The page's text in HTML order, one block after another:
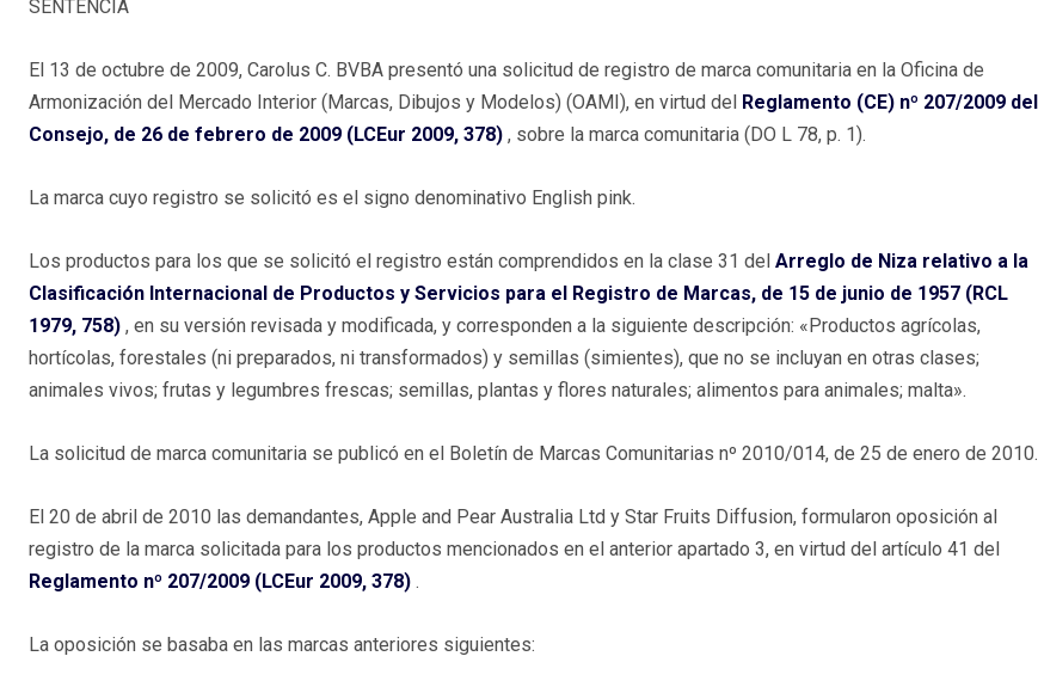
SENTENCIA
El 13 de octubre de 2009, Carolus C. BVBA presentó una solicitud de registro de marca comunitaria en la Oficina de
Armonización del Mercado Interior (Marcas, Dibujos y Modelos) (OAMI), en virtud del
Reglamento (CE) nº 207/2009 del
Consejo, de 26 de febrero de 2009 (LCEur 2009, 378) , sobre la marca comunitaria (DO L 78, p. 1).
La marca cuyo registro se solicitó es el signo denominativo English pink.
Los productos para los que se solicitó el registro están comprendidos en la clase 31 del Arreglo de Niza relativo a la
Clasificación Internacional de Productos y Servicios para el Registro de Marcas, de 15 de junio de 1957 (RCL
1979, 758) , en su versión revisada y modificada, y corresponden a la siguiente descripción: «Productos agrícolas,
hortícolas, forestales (ni preparados, ni transformados) y semillas (simientes), que no se incluyan en otras clases;
animales vivos; frutas y legumbres frescas; semillas, plantas y flores naturales; alimentos para animales; malta».
La solicitud de marca comunitaria se publicó en el Boletín de Marcas Comunitarias nº 2010/014, de 25 de enero de 2010.
El 20 de abril de 2010 las demandantes, Apple and Pear Australia Ltd y Star Fruits Diffusion, formularon oposición al
registro de la marca solicitada para los productos mencionados en el anterior apartado 3, en virtud del artículo 41 del
Reglamento nº 207/2009 (LCEur 2009, 378) .
La oposición se basaba en las marcas anteriores siguientes: